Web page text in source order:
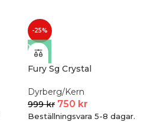
-25%
Fury Sg Crystal
Dyrberg/Kern
999kr 750 kr
Beställningsvara 5-8 dagar.